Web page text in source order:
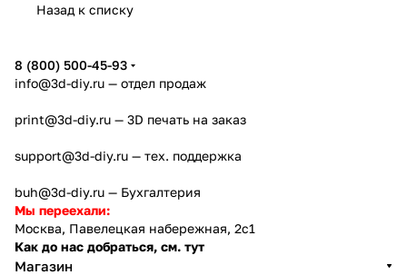
Назад к списку
8 (800) 500-45-93
info@3d-diy.ru — отдел продаж
print@3d-diy.ru — 3D печать на заказ
support@3d-diy.ru — тех. поддержка
buh@3d-diy.ru — Бухгалтерия
Мы переехали:
Москва, Павелецкая набережная, 2с1
Как до нас добраться, см. тут
Магазин